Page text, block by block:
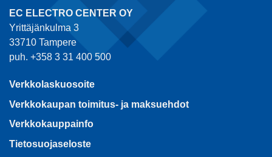
EC ELECTRO CENTER OY
Yrittäjänkulma 3
33710 Tampere
puh. +358 3 31 400 500
Verkkolaskuosoite
Verkkokaupan toimitus- ja maksuehdot
Verkkokauppainfo
Tietosuojaseloste